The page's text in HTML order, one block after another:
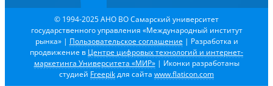
© 1994-2025 АНО ВО Самарский университет
государственного управления «Международный институт
рынка» | Пользовательское соглашение | Разработка и
продвижение в Центре цифровых технологий и интернет-
маркетинга Университета «МИР»| Иконки разработаны
студией Freepikдля сайта www.flaticon.com